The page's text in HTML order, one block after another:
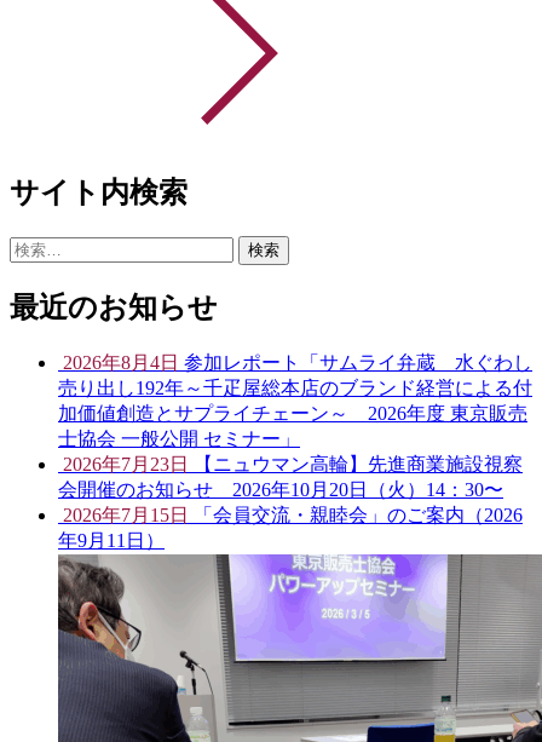
サイト内検索
検
最近のお知らせ
2026年8月4日 参加レポート「サムライ弁蔵 水ぐわし
売り出し192年～千疋屋総本店のブランド経営による付
加価値創造とサプライチェーン～ 2026年度 東京販売
士協会 一般公開 セミナー」
2026年7月23日
【ニュウマン高輪】先進商業施設視察
会開催のお知らせ 2026年10月20日（火）14：30〜
2026年7月15日
「会員交流・親睦会」のご案内（2026
年9月11日）